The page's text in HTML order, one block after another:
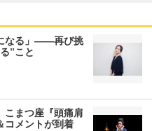
なる」――再び挑
”こと
まつ座『頭痛肩
メントが到着